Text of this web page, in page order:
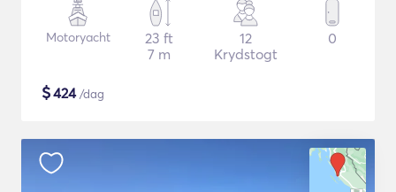
Motoryacht
23 ft
7 m
12
Krydstogt
0
$424/dag